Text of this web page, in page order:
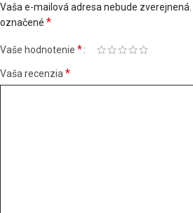
Vaša e-mailová adresa nebude zverejnená.
označené *
Vaše hodnotenie *
Vaša recenzia *